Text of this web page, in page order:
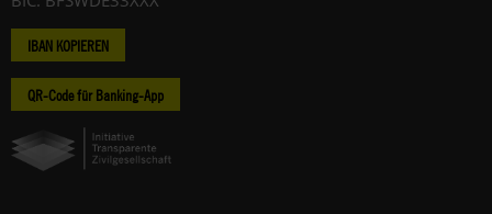
IBAN KOPIEREN
QR-Code für Banking-App